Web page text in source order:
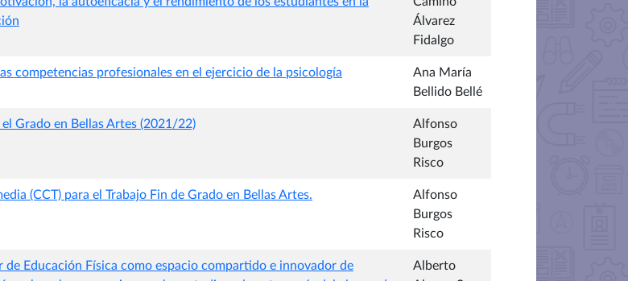
Álvarez
Fidalgo
competencias profesionales en el ejercicio de la psicología
Ana María
Bellido Bellé
Grado en Bellas Artes (2021/22)
Alfonso
Burgos
Risco
(CCT) para el Trabajo Fin de Grado en Bellas Artes.
Alfonso
Burgos
Risco
de Educación Física como espacio compartido e innovador de
Alberto